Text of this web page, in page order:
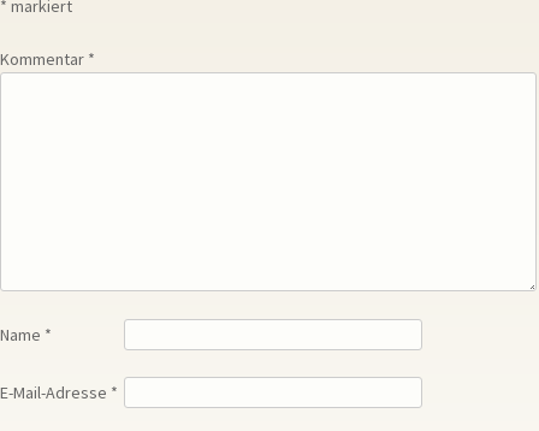
* markiert
Kommentar *
Name *
E-Mail-Adresse *